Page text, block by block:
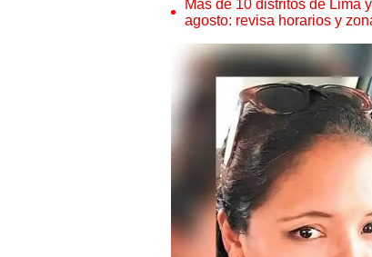
Más de 10 distritos de Lima
agosto: revisa horarios y